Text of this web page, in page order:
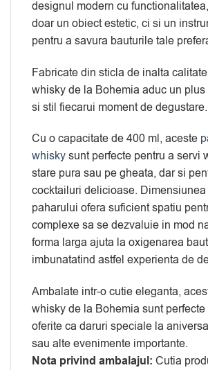
designul modern cu
doar un obiect estetic, ci si un
pentru a savura bauturile tale
Fabricate din sticla de inalta
whisky de la Bohemia aduc un
si stil fiecarui moment de degustare.
Cu o capacitate de 400 ml, aceste
whiskysunt perfecte pentru a servi
stare pura sau pe gheata, dar si
cocktailuri delicioase.
paharului ofera suficient spatiu
complexe sa se dezvaluie in mod
forma larga ajuta la oxigenarea
imbunatatind astfel experienta de
Ambalate intr-o cutie eleganta,
whisky de la Bohemia sunt perfecte
oferite ca daruri speciale la
sau alte evenimente importante.
Nota privind ambalajul: Cutia